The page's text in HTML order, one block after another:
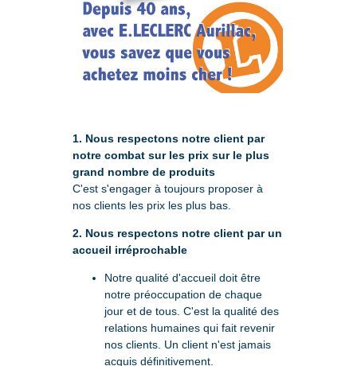
1. Nous respectons notre client par
notre combat sur les prix sur le plus
grand nombre de produits
C'est s'engager à toujours proposer à
nos clients les prix les plus bas.
2. Nous respectons notre client par un
accueil irréprochable
Notre qualité d'accueil doit être
notre préoccupation de chaque
jour et de tous. C'est la qualité des
relations humaines qui fait revenir
nos clients. Un client n'est jamais
acquis définitivement.